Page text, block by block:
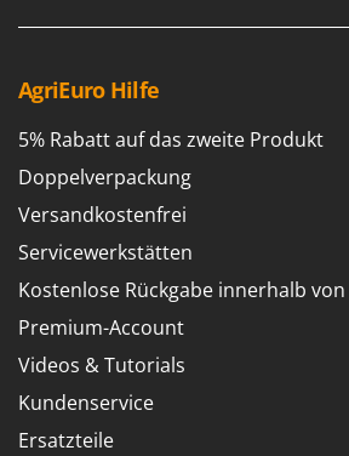
Mulcher für Traktor
N
Notstromaggregat
Nudelmaschinen
O
Obstmühlen Obsthäcksler
Obstpressen
Olivenernter und Schüttler
P
Palettengabeln für Traktoren
Pelletpressen
FIEM
FINI
Fiorentini
Fiskars
Flymo
Fontana Forni
Forest Master
Francini
G
G3 Ferrari
AgriEuro Hilfe
5% Rabatt auf das zweite Produkt
Doppelverpackung
Versandkostenfrei
Servicewerkstätten
Kostenlose Rückgabe innerhalb von
Premium-Account
Videos & Tutorials
Kundenservice
Ersatzteile